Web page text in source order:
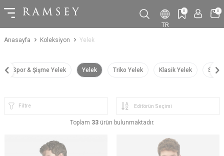
TR
0 0
Anasayfa Koleksiyon Yelek
Spor & Şişme Yelek Yelek Triko Yelek Klasik Yelek Spor
Filtre
Toplam 33ürün bulunmaktadır.